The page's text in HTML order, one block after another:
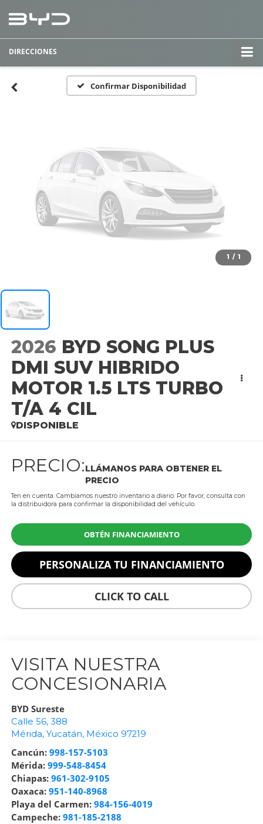
DIRECCIONES
Confirmar Disponibilidad
Por favor, revise luego
1 / 1
2026 BYD SONG PLUS
DMI SUV HIBRIDO
MOTOR 1.5 LTS TURBO
T/A 4 CIL
DISPONIBLE
PRECIO:LLÁMANOS PARA OBTENER EL
PRECIO
Ten en cuenta: Cambiamos nuestro inventario a diario. Por favor, consulta con
la distribuidora para confirmar la disponibilidad del vehículo.
OBTÉN FINANCIAMIENTO
PERSONALIZA TU FINANCIAMIENTO
CLICK TO CALL
VISITA NUESTRA
CONCESIONARIA
BYD Sureste
Calle 56, 388
Mérida, Yucatán, México 97219
Cancún: 998-157-5103
Mérida: 999-548-8454
Chiapas: 961-302-9105
Oaxaca: 951-140-8968
Playa del Carmen: 984-156-4019
Campeche: 981-185-2188